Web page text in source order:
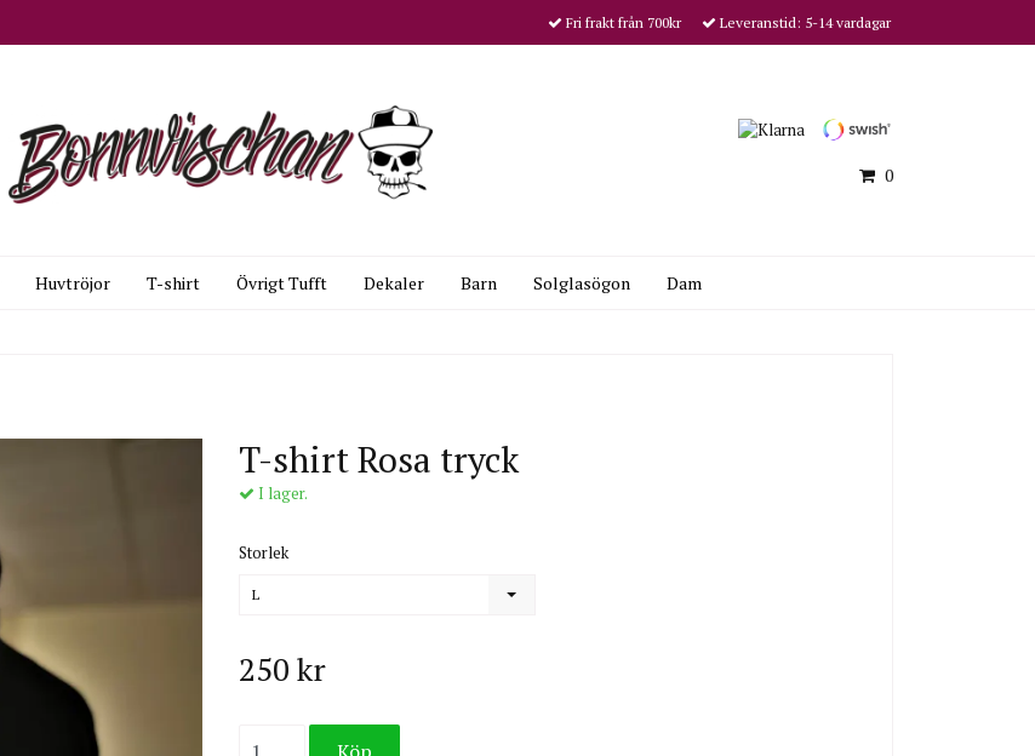
Fri frakt från 700kr Leveranstid: 5-14 vardagar
0
Huvtröjor T-shirt Övrigt Tufft Dekaler Barn Solglasögon Dam
T-shirt Rosa tryck
I lager.
Storlek
L
250 kr